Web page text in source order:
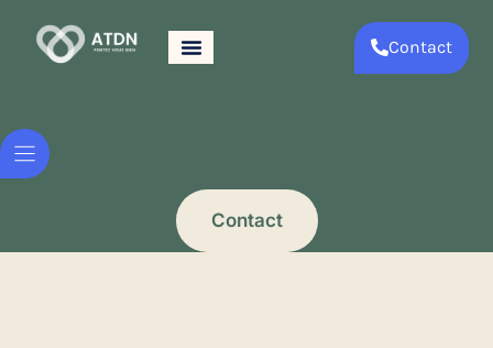
Contact
Contact